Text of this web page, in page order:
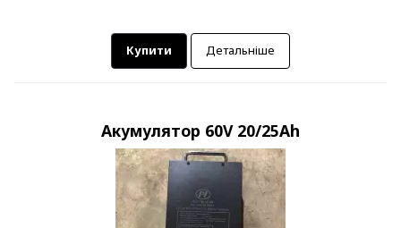
Купити Детальніше
Акумулятор 60V 20/25Ah